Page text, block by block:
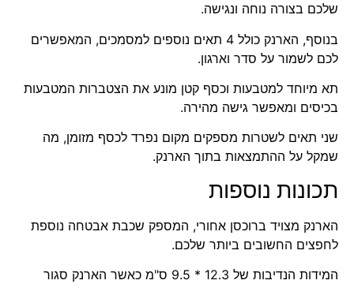
שלכם בצורה נוחה ונגישה.
בנוסף, הארנק כולל 4 תאים נוספים למסמכים, המאפשרים
לכם לשמור על סדר וארגון.
תא מיוחד למטבעות וכסף קטן מונע את הצטברות המטבעות
בכיסים ומאפשר גישה מהירה.
שני תאים לשטרות מספקים מקום נפרד לכסף מזומן, מה
שמקל על ההתמצאות בתוך הארנק.
תכונות נוספות
הארנק מצויד ברוכסן אחורי, המספק שכבת אבטחה נוספת
לחפצים החשובים ביותר שלכם.
המידות הנדיבות של 12.3 * 9.5 ס"מ כאשר הארנק סגור